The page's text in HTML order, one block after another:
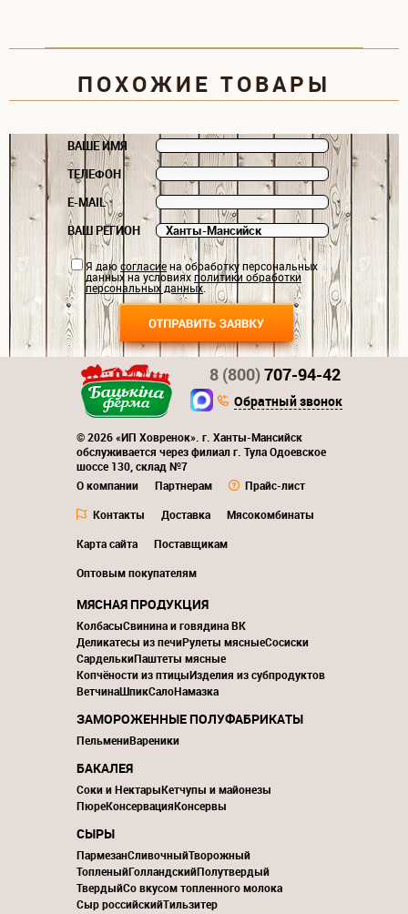
ПОХОЖИЕ ТОВАРЫ
ВАШЕ ИМЯ
ТЕЛЕФОН
E-MAIL
ВАШ РЕГИОН
Я даюсогласиена обработку персональных
данных на условияхполитики обработки
персональных данных.
© 2026 «ИП Ховренок». г. Ханты-Мансийск
обслуживается через филиал г. Тула Одоевское
шоссе 130, склад №7
О компании
Партнерам
Прайс-лист
Контакты
Доставка
Мясокомбинаты
Карта сайта
Поставщикам
Оптовым покупателям
8 (800)707-94-42
Обратный звонок
МЯСНАЯ ПРОДУКЦИЯ
КолбасыСвинина и говядина ВК
Деликатесы из печиРулеты мясныеСосиски
СарделькиПаштеты мясные
Копчёности из птицыИзделия из субпродуктов
ВетчинаШпикСалоНамазка
ЗАМОРОЖЕННЫЕ ПОЛУФАБРИКАТЫ
ПельмениВареники
БАКАЛЕЯ
Соки и НектарыКетчупы и майонезы
ПюреКонсервацияКонсервы
СЫРЫ
ПармезанСливочныйТворожный
ТопленыйГолландскийПолутвердый
ТвердыйСо вкусом топленного молока
Сыр российскийТильзитер